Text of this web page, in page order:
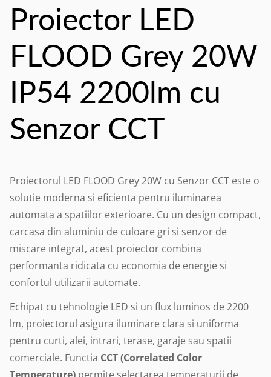
Proiector LED
FLOOD Grey 20W
IP54 2200lm cu
Senzor CCT
Proiectorul LED FLOOD Grey 20W cu Senzor CCT este o
solutie moderna si eficienta pentru iluminarea
automata a spatiilor exterioare. Cu un design compact,
carcasa din aluminiu de culoare gri si senzor de
miscare integrat, acest proiector combina
performanta ridicata cu economia de energie si
confortul utilizarii automate.
Echipat cu tehnologie LED si un flux luminos de 2200
lm, proiectorul asigura iluminare clara si uniforma
pentru curti, alei, intrari, terase, garaje sau spatii
comerciale. Functia CCT (Correlated Color
Temperature) permite selectarea temperaturii de